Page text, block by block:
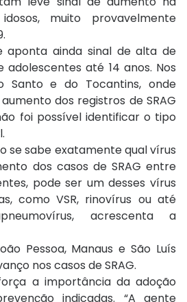
muito provavelmente
aponta ainda sinal de alta de
adolescentes até 14 anos. Nos
Santo e do Tocantins, onde
dos registros de SRAG
foi possível identificar o tipo
se sabe exatamente qual vírus
dos casos de SRAG entre
pode ser um desses vírus
como VSR, rinovírus ou até
acrescenta a
Pessoa, Manaus e São Luís
nos casos de SRAG.
a importância da adoção
indicadas. “A gente